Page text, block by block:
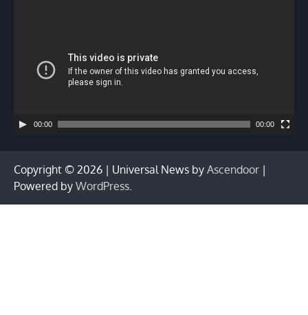
00:00 00:00
Copyright © 2026 | Universal News by Ascendoor |
Powered by WordPress.